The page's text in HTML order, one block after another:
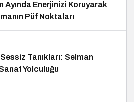
Ayında Enerjinizi Koruyarak
Püf Noktaları
Tanıkları: Selman
Yolculuğu